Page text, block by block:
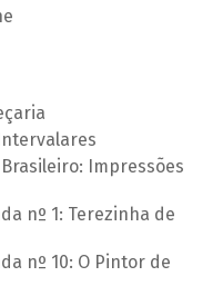
Impressões
nº 1: Terezinha de
nº 10: O Pintor de